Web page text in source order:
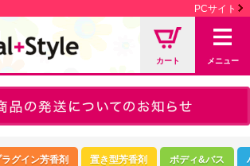
PCサイト
カート メニュー
ラグイン芳香剤 置き型芳香剤 ボディ&バス